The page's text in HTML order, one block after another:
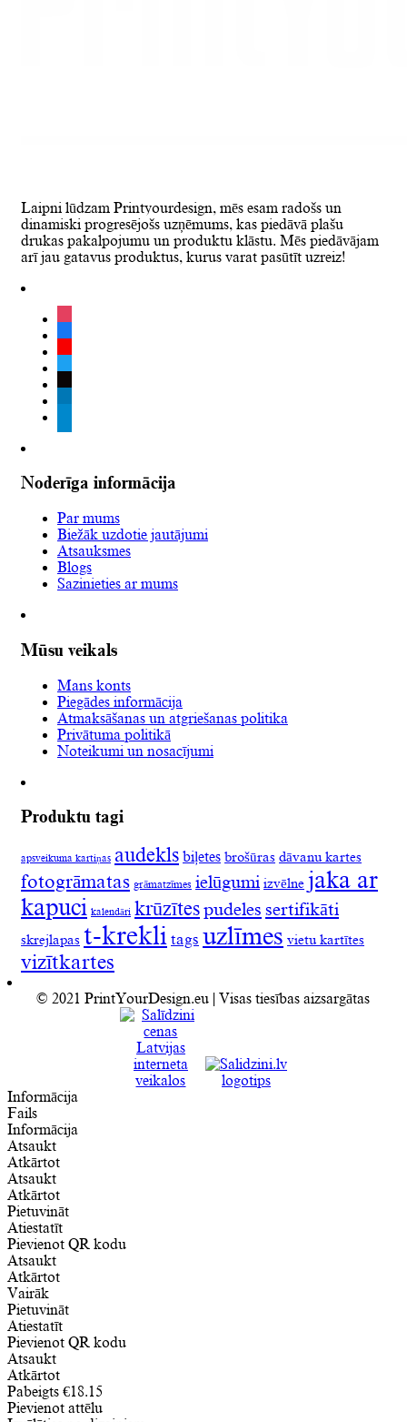
Laipni lūdzam Printyourdesign, mēs esam radošs un
dinamiski progresējošs uzņēmums, kas piedāvā plašu
drukas pakalpojumu un produktu klāstu. Mēs piedāvājam
arī jau gatavus produktus, kurus varat pasūtīt uzreiz!
instagram
facebook
youtube
twitter
tiktok
Noderīga informācija
Par mums
Biežāk uzdotie jautājumi
Atsauksmes
Blogs
Sazinieties ar mums
Mūsu veikals
Mans konts
Piegādes informācija
Atmaksāšanas un atgriešanas politika
Privātuma politikā
Noteikumi un nosacījumi
Produktu tagi
apsveikuma kartiņas audekls biļetes brošūras dāvanu kartes
fotogrāmatas grāmatzīmes ielūgumi izvēlne jaka ar
kapuci kalendāri krūzītespudeles sertifikāti
skrejlapas t-krekli tags uzlīmes vietu kartītes
vizītkartes
© 2021 PrintYourDesign.eu | Visas tiesības aizsargātas
Informācija
Fails
Informācija
Atsaukt
Atkārtot
Atsaukt
Atkārtot
Pietuvināt
Atiestatīt
Pievienot QR kodu
Atsaukt
Atkārtot
Vairāk
Pietuvināt
Atiestatīt
Pievienot QR kodu
Atsaukt
Atkārtot
Pabeigts €18.15
Pievienot attēlu